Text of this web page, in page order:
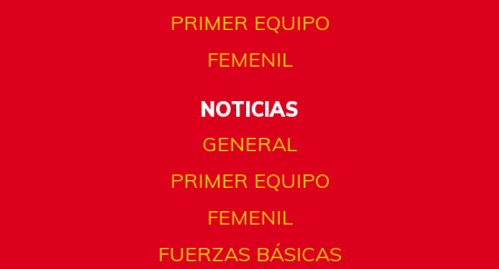
PRIMER EQUIPO
FEMENIL
NOTICIAS
GENERAL
PRIMER EQUIPO
FEMENIL
FUERZAS BÁSICAS